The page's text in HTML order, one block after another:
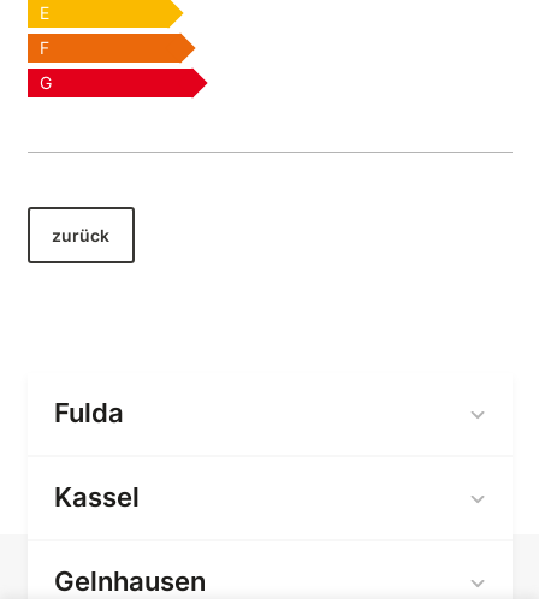
E
F
G
zurück
Fulda
Kassel
Gelnhausen